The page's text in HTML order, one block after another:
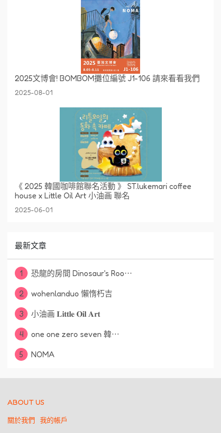
2025文博會! BOMBOM攤位編號 J1-106 請來看看我們
2025-08-01
《 2025 韓國咖啡館聯名活動 》 ST.lukemari coffee
house x Little Oil Art 小油画 聯名
2025-06-01
最新文章
1 恐龍的房間 Dinosaur's Roo⋯
2 wohenlanduo 懶惰朽吉
3 小油画 𝐋𝐢𝐭𝐭𝐥𝐞 𝐎𝐢𝐥 𝐀𝐫𝐭
4 one one zero seven 韓⋯
5 NOMA
ABOUT US
關於我們 我的帳戶